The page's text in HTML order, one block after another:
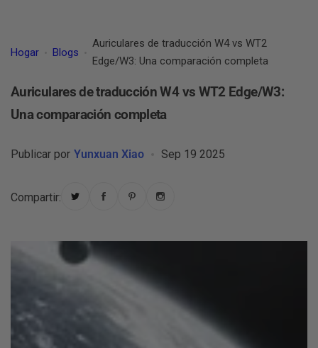
Política de Devolución
Política de Pago
Hogar Blogs
Auriculares de traducción W4 vs WT2
Edge/W3: Una comparación completa
Auriculares de traducción W4 vs WT2 Edge/W3:
Una comparación completa
Publicar por Yunxuan Xiao Sep 19 2025
Compartir: